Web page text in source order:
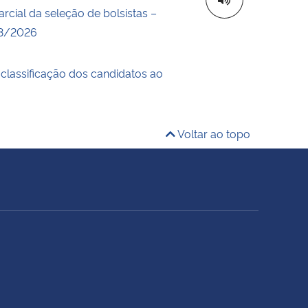
da seleção de bolsistas –
2026
dos candidatos ao
Voltar ao topo